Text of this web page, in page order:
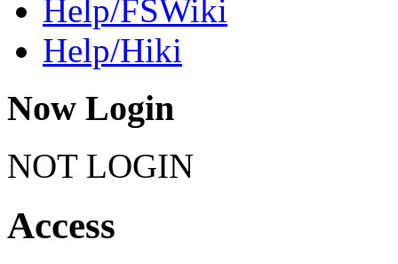
Help/FSWiki
Help/Hiki
Now Login
NOT LOGIN
Access